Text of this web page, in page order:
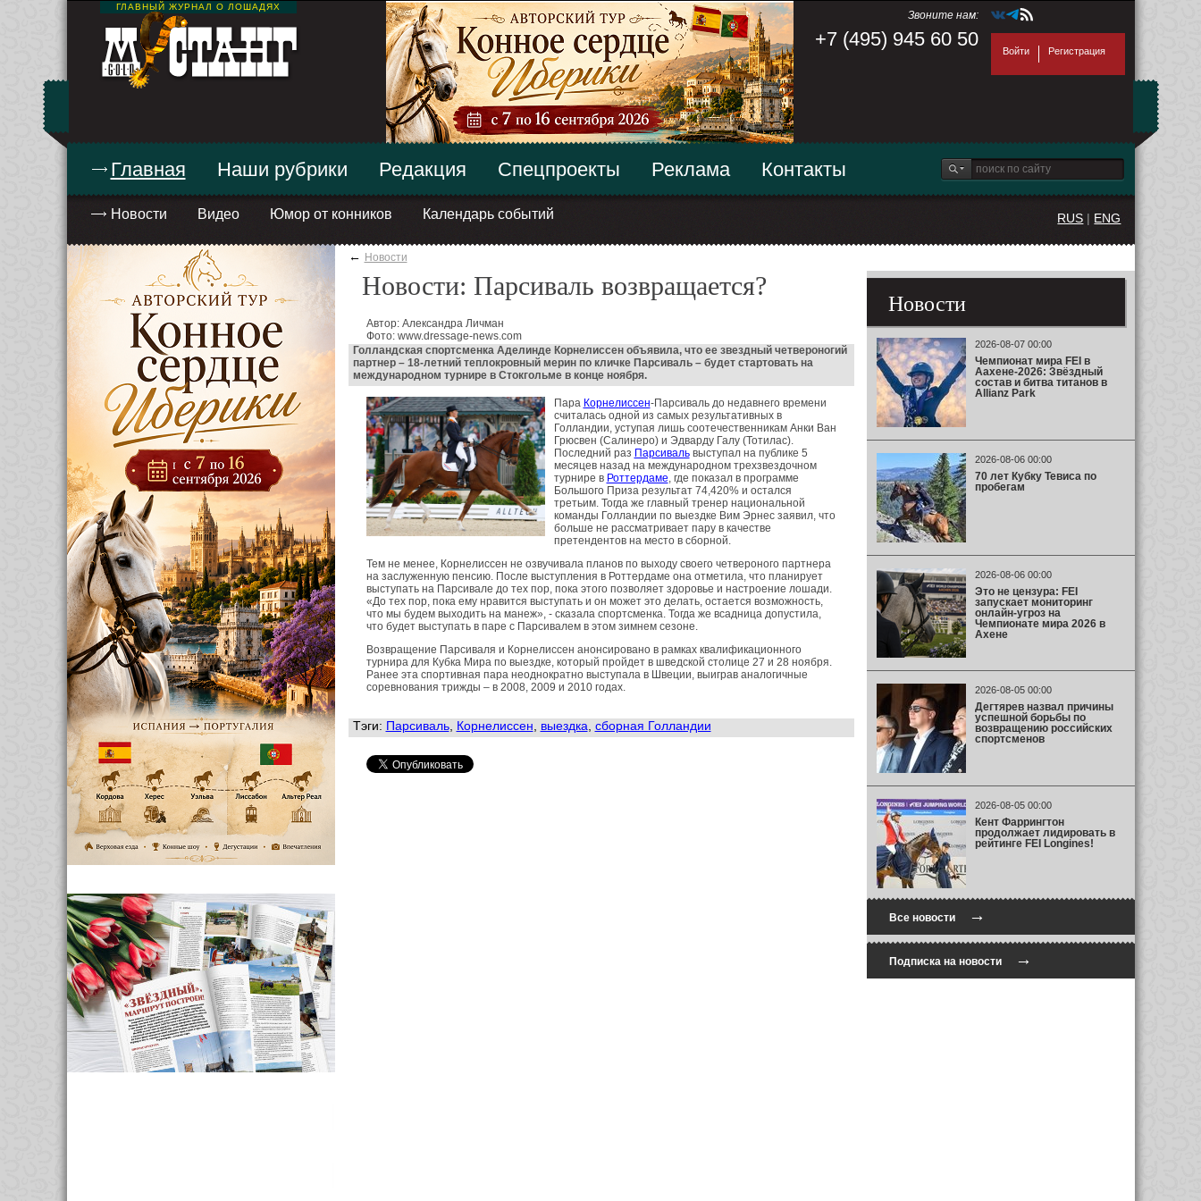
ГЛАВНЫЙ ЖУРНАЛ О ЛОШАДЯХ
Звоните нам:
+7 (495) 945 60 50
Войти Регистрация
Главная
Новости Видео Юмор от конников Календарь событий
Наши рубрики Редакция Спецпроекты Реклама Контакты
RUS | ENG
← Новости
Новости: Парсиваль возвращается?
Автор: Александра Личман
Фото: www.dressage-news.com
Голландская спортсменка Аделинде Корнелиссен объявила, что ее звездный четвероногий
партнер – 18-летний теплокровный мерин по кличке Парсиваль – будет стартовать на
международном турнире в Стокгольме в конце ноября.
Пара Корнелиссен-Парсиваль до недавнего времени
считалась одной из самых результативных в
Голландии, уступая лишь соотечественникам Анки Ван
Грюсвен (Салинеро) и Эдварду Галу (Тотилас).
Последний раз Парсивальвыступал на публике 5
месяцев назад на международном трехзвездочном
турнире в Роттердаме, где показал в программе
Большого Приза результат 74,420% и остался
третьим. Тогда же главный тренер национальной
команды Голландии по выездке Вим Эрнес заявил, что
больше не рассматривает пару в качестве
претендентов на место в сборной.
Тем не менее, Корнелиссен не озвучивала планов по выходу своего четвероного партнера
на заслуженную пенсию. После выступления в Роттердаме она отметила, что планирует
выступать на Парсивале до тех пор, пока этого позволяет здоровье и настроение лошади.
«До тех пор, пока ему нравится выступать и он может это делать, остается возможность,
что мы будем выходить на манеж», - сказала спортсменка. Тогда же всадница допустила,
что будет выступать в паре с Парсивалем в этом зимнем сезоне.
Возвращение Парсиваля и Корнелиссен анонсировано в рамках квалификационного
турнира для Кубка Мира по выездке, который пройдет в шведской столице 27 и 28 ноября.
Ранее эта спортивная пара неоднократно выступала в Швеции, выиграв аналогичные
соревнования трижды – в 2008, 2009 и 2010 годах.
Тэги: Парсиваль, Корнелиссен выездка сборная Голландии
Новости
2026-08-07 00:00
Чемпионат мира FEI в
Аахене-2026: Звёздный
состав и битва титанов в
Allianz Park
2026-08-06 00:00
70 лет Кубку Тевиса по
пробегам
2026-08-06 00:00
Это не цензура: FEI
запускает мониторинг
онлайн-угроз на
Чемпионате мира 2026 в
Ахене
2026-08-05 00:00
Дегтярев назвал причины
успешной борьбы по
возвращению российских
спортсменов
2026-08-05 00:00
Кент Фаррингтон
продолжает лидировать в
рейтинге FEI Longines!
Все новости→
Подписка на новости→